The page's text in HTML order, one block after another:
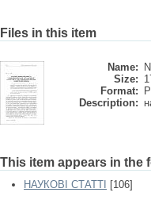
Files in this item
Name:
Size:
Format:
Description:
This item appears in the
НАУКОВІ СТАТТІ [106]